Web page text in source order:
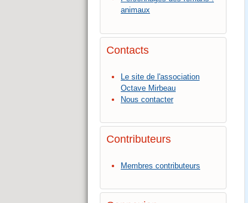
animaux
Contacts
Le site de l'association
Octave Mirbeau
Nous contacter
Contributeurs
Membres contributeurs